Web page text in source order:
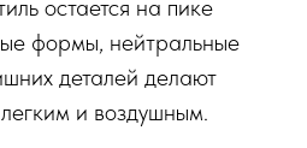
остается на пике
формы, нейтральные
деталей делают
и воздушным.